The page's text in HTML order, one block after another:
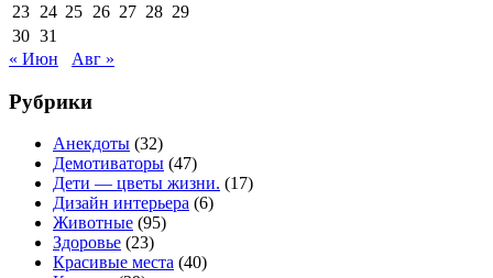
23 24 25 26 27 28 29
30 31
« Июн
Авг »
Рубрики
Анекдоты (32)
Демотиваторы (47)
Дети — цветы жизни. (17)
Дизайн интерьера (6)
Животные (95)
Здоровье (23)
Красивые места (40)